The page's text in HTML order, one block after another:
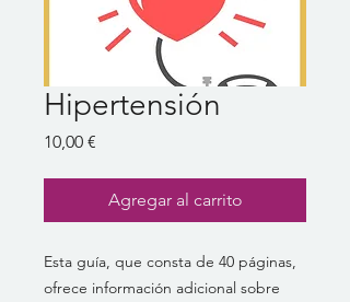
Hipertensión
10,00 €
Agregar al carrito
Esta guía, que consta de 40 páginas,
ofrece información adicional sobre